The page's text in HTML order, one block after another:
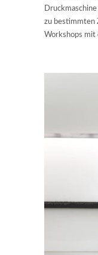
zu bestimmten
Workshops mit